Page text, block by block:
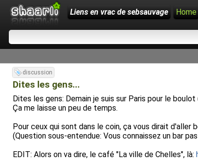
Liens en vrac de sebsauvage Home
discussion
Dites les gens...
Dites les gens: Demain je suis sur Paris pour le
Ça me laisse un peu de temps.
Pour ceux qui sont dans le coin, ça vous dirait d'aller
(Question sous-entendue: Vous connaissez un bar
EDIT: Alors on va dire, le café "La ville de Chelles", là: